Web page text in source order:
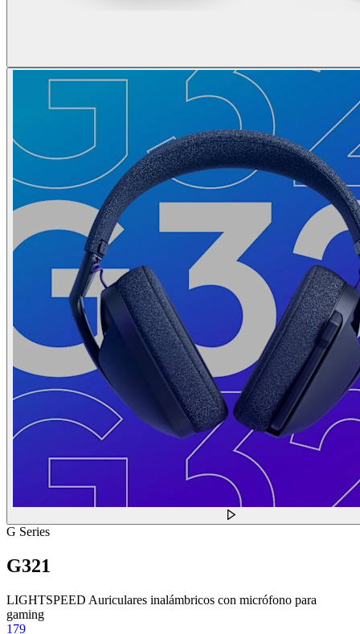
G Series
G321
LIGHTSPEED Auriculares inalámbricos con micrófono para
gaming
179